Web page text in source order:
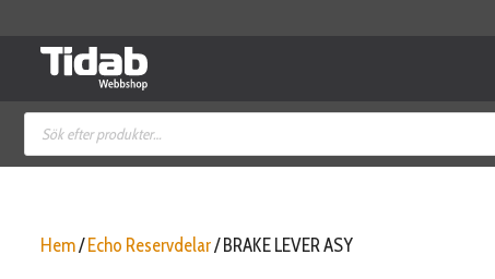
Produktsökning
Hem/ Echo Reservdelar/ BRAKE LEVER ASY